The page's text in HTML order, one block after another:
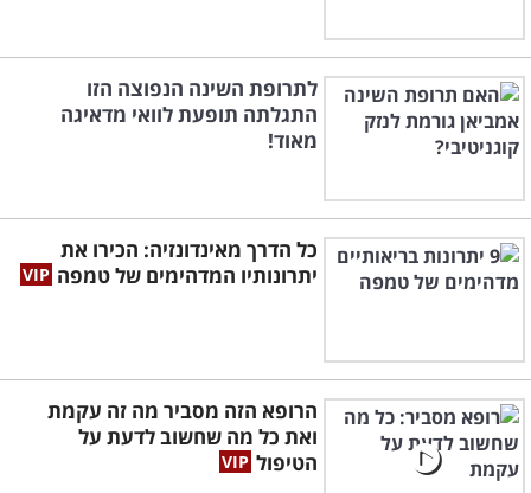
לתרופת השינה הנפוצה הזו
התגלתה תופעת לוואי מדאיגה
מאוד!
כל הדרך מאינדונזיה: הכירו את
יתרונותיו המדהימים של טמפה
הרופא הזה מסביר מה זה עקמת
ואת כל מה שחשוב לדעת על
הטיפול